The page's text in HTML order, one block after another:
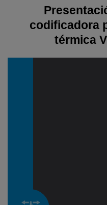
codificadora
térmica